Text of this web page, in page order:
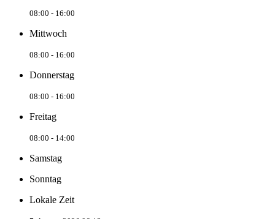
08:00 - 16:00
Mittwoch
08:00 - 16:00
Donnerstag
08:00 - 16:00
Freitag
08:00 - 14:00
Samstag
Sonntag
Lokale Zeit